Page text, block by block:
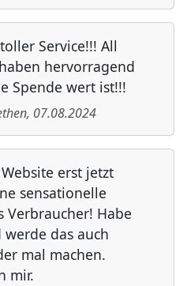
Service!!! All
hervorragend
Spende wert ist!!!
, 07.08.2024
erst jetzt
sensationelle
Habe
das auch
mal machen.
mir.